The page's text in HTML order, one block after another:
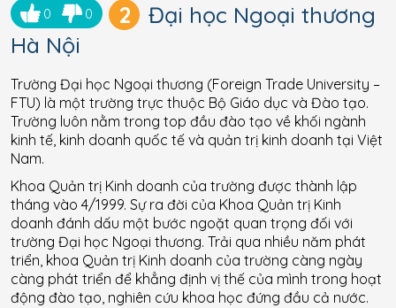
0 0 2
Đại học Ngoại thương
Hà Nội
Trường Đại học Ngoại thương (Foreign Trade University –
FTU) là một trường trực thuộc Bộ Giáo dục và Đào tạo.
Trường luôn nằm trong top đầu đào tạo về khối ngành
kinh tế, kinh doanh quốc tế và quản trị kinh doanh tại Việt
Nam.
Khoa Quản trị Kinh doanh của trường được thành lập
tháng vào 4/1999. Sự ra đời của Khoa Quản trị Kinh
doanh đánh dấu một bước ngoặt quan trọng đối với
trường Đại học Ngoại thương. Trải qua nhiều năm phát
triển, khoa Quản trị Kinh doanh của trường càng ngày
càng phát triển để khẳng định vị thế của mình trong hoạt
động đào tạo, nghiên cứu khoa học đứng đầu cả nước.